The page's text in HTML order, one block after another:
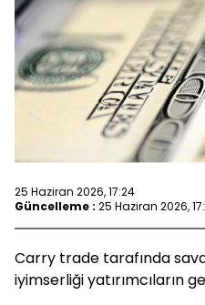
25 Haziran 2026, 17:24
Güncelleme : 25 Haziran 2026,
Carry trade tarafında
iyimserliği yatırımcıların